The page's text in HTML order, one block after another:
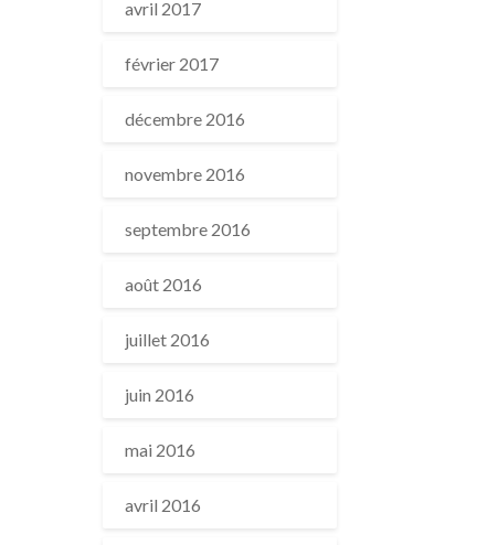
avril 2017
février 2017
décembre 2016
novembre 2016
septembre 2016
août 2016
juillet 2016
juin 2016
mai 2016
avril 2016